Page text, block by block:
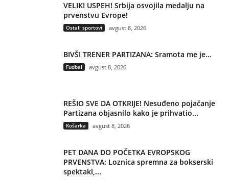
VELIKI USPEH! Srbija osvojila medalju na
prvenstvu Evrope!
Ostali sportovi avgust 8, 2026
BIVŠI TRENER PARTIZANA: Sramota me je…
Fudbal avgust 8, 2026
REŠIO SVE DA OTKRIJE! Nesuđeno pojačanje
Partizana objasnilo kako je prihvatio...
Košarka avgust 8, 2026
PET DANA DO POČETKA EVROPSKOG
PRVENSTVA: Loznica spremna za bokserski
spektakl,...